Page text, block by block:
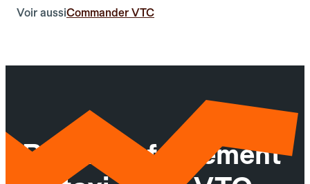
Voir aussiCommander VTC
Réservez facilement